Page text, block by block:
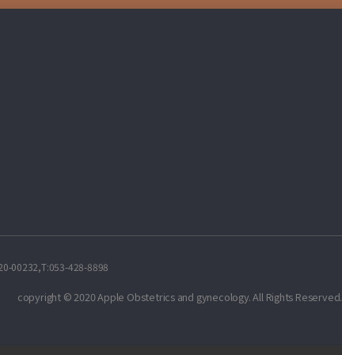
00232,T:053-428-8898
copyright © 2020 Apple Obstetrics and gynecology. All Rights Reserved.